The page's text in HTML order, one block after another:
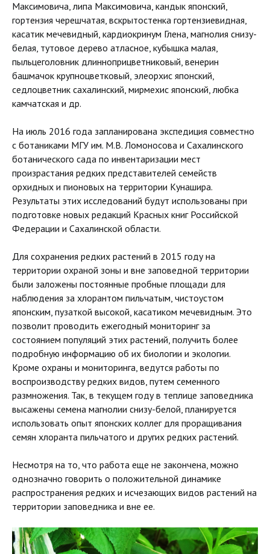
Максимовича, липа Максимовича, кандык японский,
гортензия черешчатая, вскрытостенка гортензиевидная,
касатик мечевидный, кардиокринум Глена, магнолия снизу-
белая, тутовое дерево атласное, кубышка малая,
пыльцеголовник длинноприцветниковый, венерин
башмачок крупноцветковый, элеорхис японский,
седлоцветник сахалинский, мирмехис японский, любка
камчатская и др.
На июль 2016 года запланирована экспедиция совместно
с ботаниками МГУ им. М.В. Ломоносова и Сахалинского
ботанического сада по инвентаризации мест
произрастания редких представителей семейств
орхидных и пионовых на территории Кунашира.
Результаты этих исследований будут использованы при
подготовке новых редакций Красных книг Российской
Федерации и Сахалинской области.
Для сохранения редких растений в 2015 году на
территории охраной зоны и вне заповедной территории
были заложены постоянные пробные площади для
наблюдения за хлорантом пильчатым, чистоустом
японским, пузаткой высокой, касатиком мечевидным. Это
позволит проводить ежегодный мониторинг за
состоянием популяций этих растений, получить более
подробную информацию об их биологии и экологии.
Кроме охраны и мониторинга, ведутся работы по
воспроизводству редких видов, путем семенного
размножения. Так, в текущем году в теплице заповедника
высажены семена магнолии снизу-белой, планируется
использовать опыт японских коллег для проращивания
семян хлоранта пильчатого и других редких растений.
Несмотря на то, что работа еще не закончена, можно
однозначно говорить о положительной динамике
распространения редких и исчезающих видов растений на
территории заповедника и вне ее.